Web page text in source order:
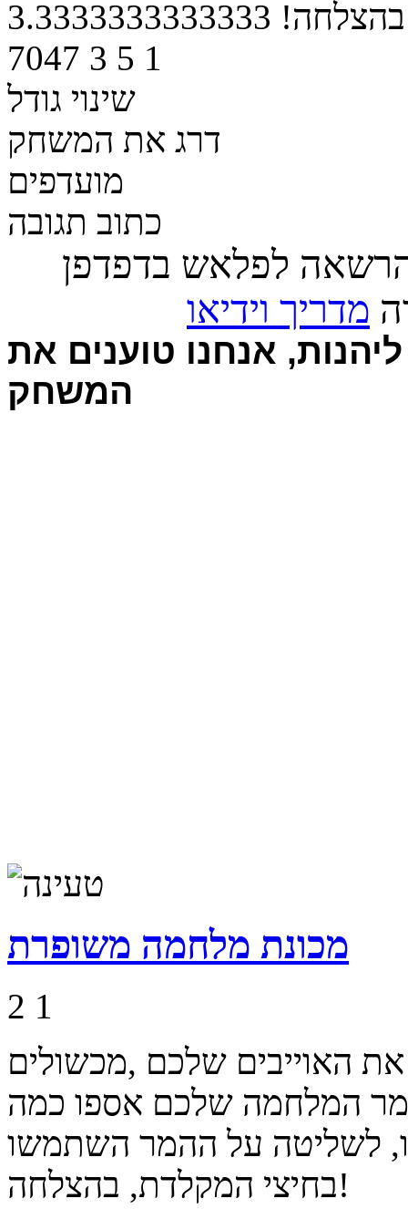
3.3333333333333
7047 3 5 1
שינוי גודל
דרג את המשחק
מועדפים
כתוב תגובה
לפלאש בדפדפן
מדריך וידיאו
אנחנו טוענים את
המשחק
מכונת מלחמה משופרת
2 1
האוייבים שלכם ,מכשולים
המלחמה שלכם אספו כמה
לשליטה על ההמר השתמשו
בחיצי המקלדת, בהצלחה!